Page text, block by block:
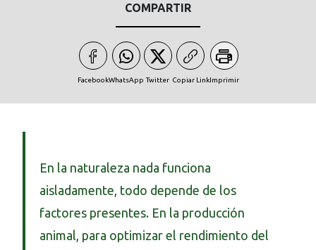
COMPARTIR
FacebookWhatsApp Twitter Copiar LinkImprimir
En la naturaleza nada funciona
aisladamente, todo depende de los
factores presentes. En la producción
animal, para optimizar el rendimiento del